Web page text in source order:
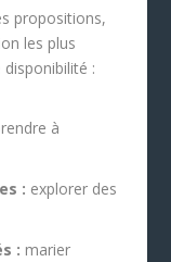
propositions,
les plus
:
à
: explorer des
: marier